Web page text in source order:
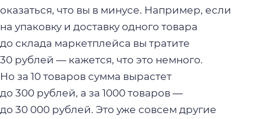
оказаться, что вы в минусе. Например, если
на упаковку и доставку одного товара
до склада маркетплейса вы тратите
30 рублей — кажется, что это немного.
Но за 10 товаров сумма вырастет
до 300 рублей, а за 1000 товаров —
до 30 000 рублей. Это уже совсем другие